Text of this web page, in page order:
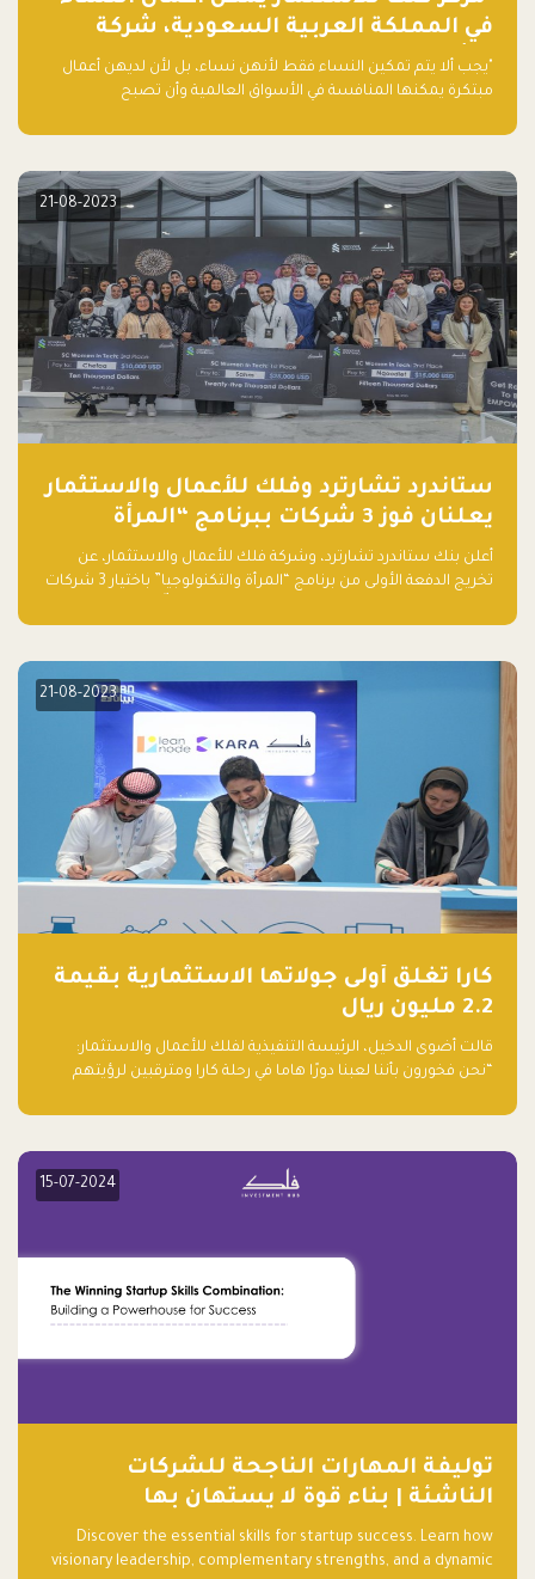
في المملكة العربية السعودية، شركة
ناشئة تلو الأخرى."
"يجب ألا يتم تمكين النساء فقط لأنهن نساء، بل لأن لديهن أعمال
مبتكرة يمكنها المنافسة في الأسواق العالمية وأن تصبح
21-08-2023
ستاندرد تشارترد وفلك للأعمال والاستثمار
يعلنان فوز 3 شركات ببرنامج “المرأة
والتكنولوجيا”
أعلن بنك ستاندرد تشارترد، وشركة فلك للأعمال والاستثمار، عن
تخريج الدفعة الأولى من برنامج “المرأة والتكنولوجيا” باختيار 3 شركات
الأعمال، اللواتي خضعن لبرنامج حاضنة مدته 8 أسابيع، أفكاراً مبتكرة
21-08-2023
كارا تغلق أولى جولاتها الاستثمارية بقيمة
2.2 مليون ريال
قالت أضوى الدخيل، الرئيسة التنفيذية لفلك للأعمال والاستثمار:
“نحن فخورون بأننا لعبنا دورًا هاما في رحلة كارا ومترقبين لرؤيتهم
جيدًا لكوكبنا فحسب، بل إنه جيد أيضًا للأعمال”.
15-07-2024
توليفة المهارات الناجحة للشركات
الناشئة | بناء قوة لا يستهان بها
Discover the essential skills for startup success. Learn how
visionary leadership, complementary strengths, and a dynamic